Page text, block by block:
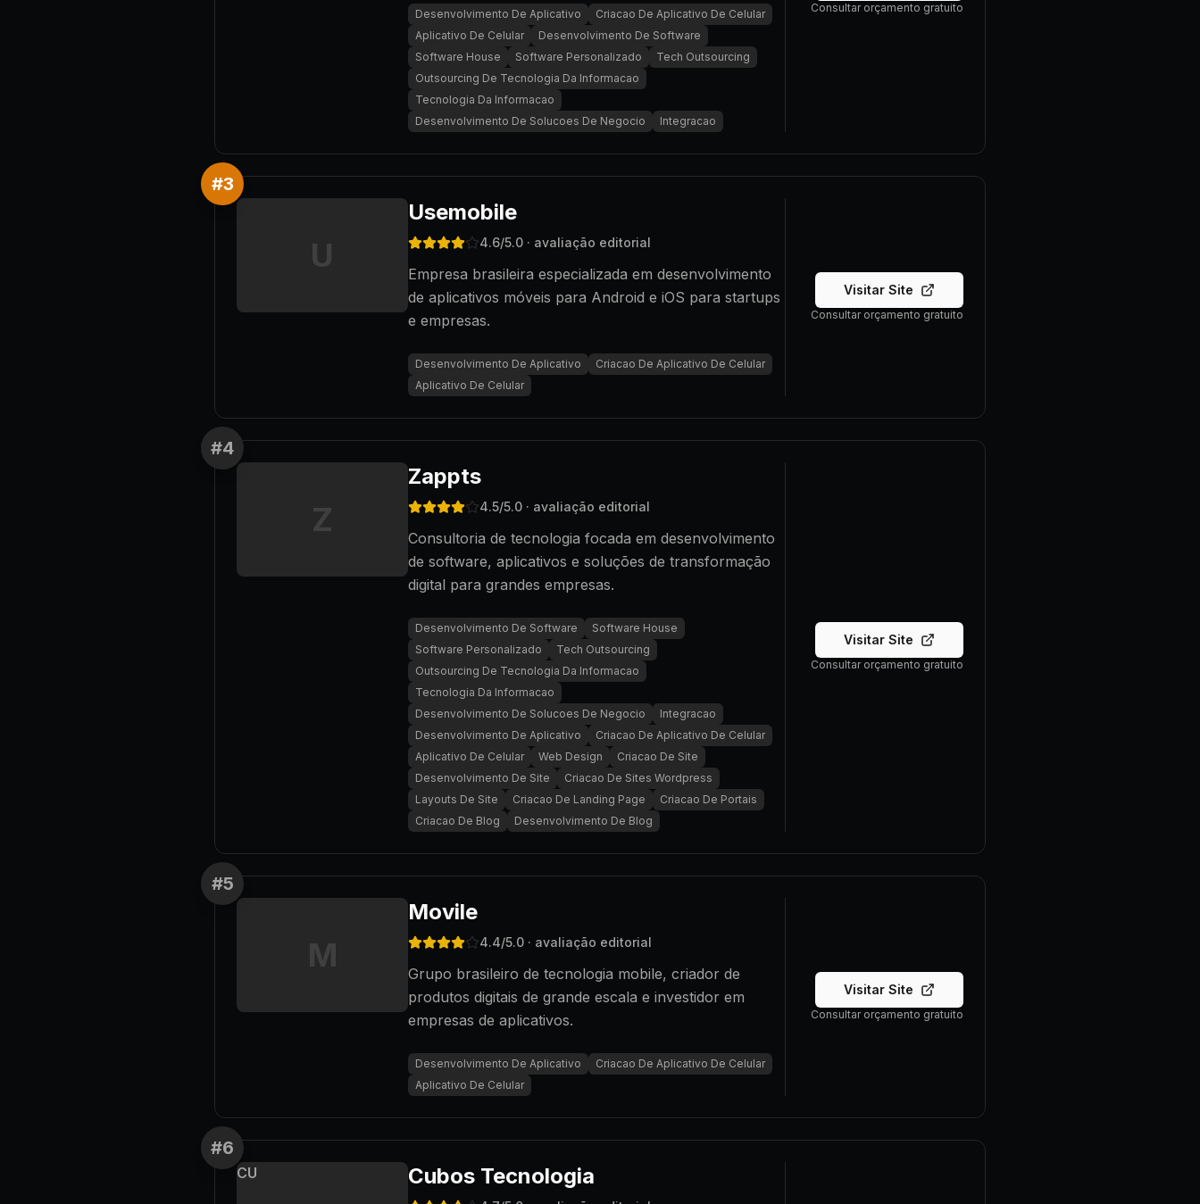
Desenvolvimento De Aplicativo
Criacao De Aplicativo De Celular
Aplicativo De Celular
Desenvolvimento De Software
Software House
Software Personalizado
Tech Outsourcing
Outsourcing De Tecnologia Da Informacao
Tecnologia Da Informacao
Desenvolvimento De Solucoes De Negocio
Integracao
Consultar orçamento gratuito
#3
U
Usemobile
4.6/5.0 · avaliação editorial
Empresa brasileira especializada em desenvolvimento
de aplicativos móveis para Android e iOS para startups
e empresas.
Desenvolvimento De Aplicativo
Criacao De Aplicativo De Celular
Aplicativo De Celular
Visitar Site
Consultar orçamento gratuito
#4
Z
Zappts
4.5/5.0 · avaliação editorial
Consultoria de tecnologia focada em desenvolvimento
de software, aplicativos e soluções de transformação
digital para grandes empresas.
Desenvolvimento De Software
Software House
Software Personalizado
Tech Outsourcing
Outsourcing De Tecnologia Da Informacao
Tecnologia Da Informacao
Desenvolvimento De Solucoes De Negocio
Integracao
Desenvolvimento De Aplicativo
Criacao De Aplicativo De Celular
Aplicativo De Celular
Web Design
Criacao De Site
Desenvolvimento De Site
Criacao De Sites Wordpress
Layouts De Site
Criacao De Landing Page
Criacao De Portais
Criacao De Blog
Desenvolvimento De Blog
Visitar Site
Consultar orçamento gratuito
#5
M
Movile
4.4/5.0 · avaliação editorial
Grupo brasileiro de tecnologia mobile, criador de
produtos digitais de grande escala e investidor em
empresas de aplicativos.
Desenvolvimento De Aplicativo
Criacao De Aplicativo De Celular
Aplicativo De Celular
Visitar Site
Consultar orçamento gratuito
#6
CU Cubos Tecnologia